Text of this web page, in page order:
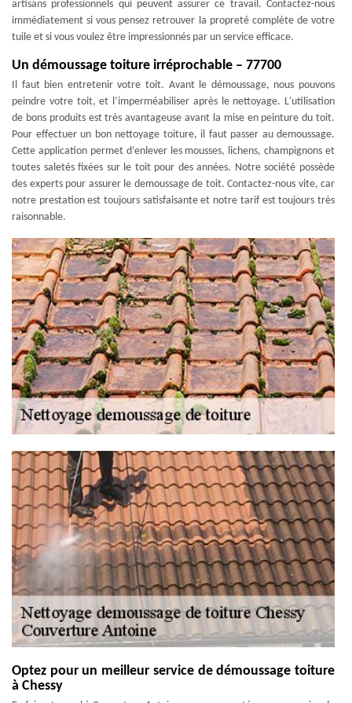
artisans professionnels qui peuvent assurer ce travail. Contactez-nous
immédiatement si vous pensez retrouver la propreté complète de votre
tuile et si vous voulez être impressionnés par un service efficace.
Un démoussage toiture irréprochable – 77700
Il faut bien entretenir votre toit. Avant le démoussage, nous pouvons
peindre votre toit, et l’imperméabiliser après le nettoyage. L'utilisation
de bons produits est très avantageuse avant la mise en peinture du toit.
Pour effectuer un bon nettoyage toiture, il faut passer au demoussage.
Cette application permet d’enlever les mousses, lichens, champignons et
toutes saletés fixées sur le toit pour des années. Notre société possède
des experts pour assurer le demoussage de toit. Contactez-nous vite, car
notre prestation est toujours satisfaisante et notre tarif est toujours très
raisonnable.
Optez pour un meilleur service de démoussage toiture
à Chessy